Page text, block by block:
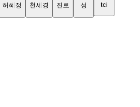
허혜정 천세경 진로 성 tci